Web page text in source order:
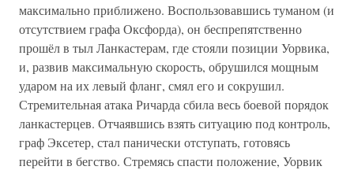
максимально приближено. Воспользовавшись туманом (и
отсутствием графа Оксфорда), он беспрепятственно
прошёл в тыл Ланкастерам, где стояли позиции Уорвика,
и, развив максимальную скорость, обрушился мощным
ударом на их левый фланг, смял его и сокрушил.
Стремительная атака Ричарда сбила весь боевой порядок
ланкастерцев. Отчаявшись взять ситуацию под контроль,
граф Эксетер, стал панически отступать, готовясь
перейти в бегство. Стремясь спасти положение, Уорвик